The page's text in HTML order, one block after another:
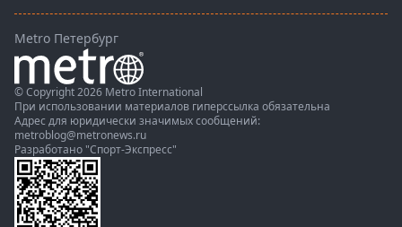
Metro Петербург
© Copyright 2026 Metro International
При использовании материалов гиперссылка обязательна
Адрес для юридически значимых сообщений:
metroblog@metronews.ru
Разработано "Спорт-Экспресс"